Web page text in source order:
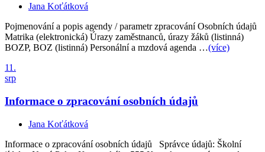
Jana Koťátková
Pojmenování a popis agendy / parametr zpracování Osobních údajů
Matrika (elektronická) Úrazy zaměstnanců, úrazy žáků (listinná)
BOZP, BOZ (listinná) Personální a mzdová agenda …(více)
11.
srp
Informace o zpracování osobních údajů
Jana Koťátková
Informace o zpracování osobních údajů Správce údajů: Školní